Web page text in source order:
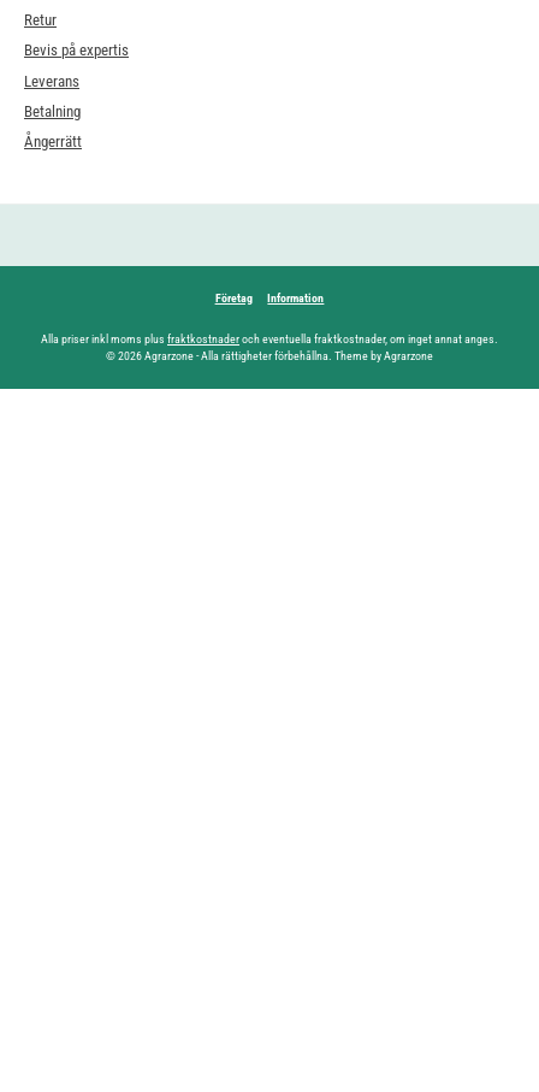
Retur
Bevis på expertis
Leverans
Betalning
Ångerrätt
Företag Information
Alla priser inkl moms plus fraktkostnaderoch eventuella fraktkostnader, om inget annat anges.
© 2026 Agrarzone - Alla rättigheter förbehållna. Theme by Agrarzone